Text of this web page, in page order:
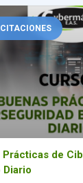
de
Prácticas de
Diario